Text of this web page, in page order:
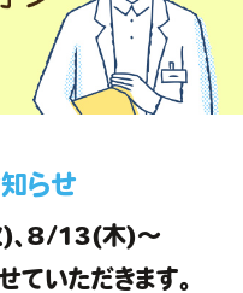
らせ
8/13(木)～
ていただきます。